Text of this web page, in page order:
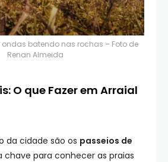
batendo nas rochas – Foto de
Renan Almeida
O que Fazer em Arraial
da cidade são os passeios de
chave para conhecer as praias